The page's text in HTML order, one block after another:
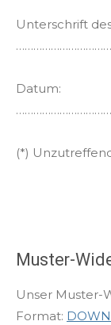
Unterschrift
Datum:
(*)
Muster-
Unser Muster-
Format: